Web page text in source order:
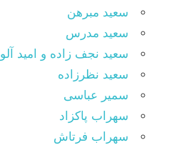
سعید مبرهن
سعید مدرس
سعید نجف زاده و امید آلو
سعید نظرزاده
سمیر عباسی
سهراب پاکزاد
سهراب فرتاش